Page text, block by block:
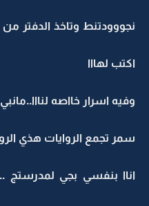
نجووودتنط وتاخذ الدفتر
اكتب لهااا
وفيه اسرار خااصه
سمر تجمع الروايات هذي
اناا بنفسي بجي لمدرستج